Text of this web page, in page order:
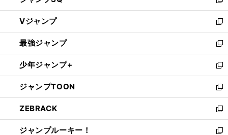
ウ
ィ
ン
ド
ウ
で
開
く
し
い
ウ
ィ
ン
ド
ウ
で
開
く
Vジャンプ
新
し
い
ウ
ィ
ン
ド
ウ
で
開
く
最強ジャンプ
新
し
い
ウ
ィ
ン
ド
ウ
で
少年ジャンプ+
新
し
い
ウ
ィ
ン
ド
ジャンプTOON
新
し
い
ウ
ィ
ZEBRACK
新
し
い
ジャンプルーキー！
新